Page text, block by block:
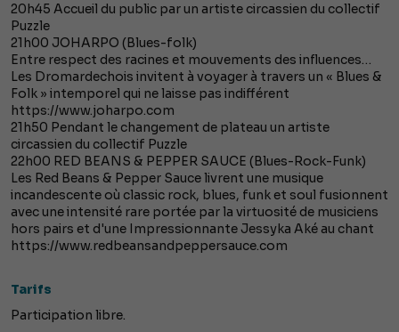
20h45 Accueil du public par un artiste circassien du collectif
Puzzle
21h00 JOHARPO (Blues-folk)
Entre respect des racines et mouvements des influences…
Les Dromardechois invitent à voyager à travers un « Blues &
Folk » intemporel qui ne laisse pas indifférent
https://www.joharpo.com
21h50 Pendant le changement de plateau un artiste
circassien du collectif Puzzle
22h00 RED BEANS & PEPPER SAUCE (Blues-Rock-Funk)
Les Red Beans & Pepper Sauce livrent une musique
incandescente où classic rock, blues, funk et soul fusionnent
avec une intensité rare portée par la virtuosité de musiciens
hors pairs et d'une Impressionnante Jessyka Aké au chant
https://www.redbeansandpeppersauce.com
Tarifs
Participation libre.